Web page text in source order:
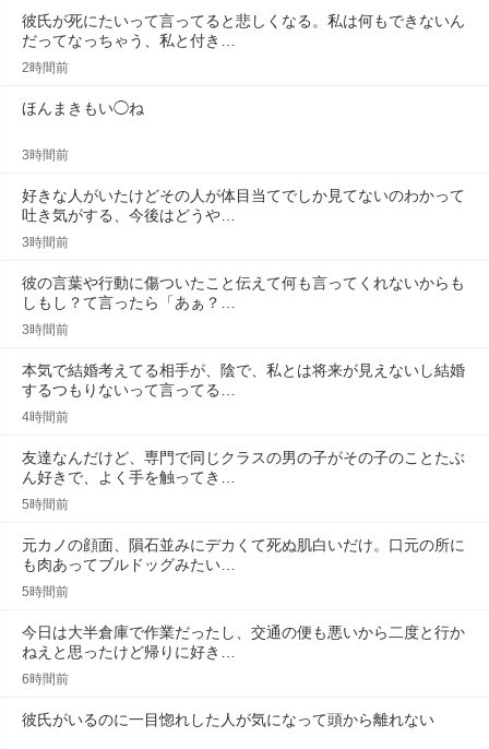
彼氏が死にたいって言ってると悲しくなる。私は何もできないん
だってなっちゃう、私と付き…
2時間前
ほんまきもい◯ね
3時間前
好きな人がいたけどその人が体目当てでしか見てないのわかって
吐き気がする、今後はどうや…
3時間前
彼の言葉や行動に傷ついたこと伝えて何も言ってくれないからも
しもし？て言ったら「あぁ？…
3時間前
本気で結婚考えてる相手が、陰で、私とは将来が見えないし結婚
するつもりないって言ってる…
4時間前
友達なんだけど、専門で同じクラスの男の子がその子のことたぶ
ん好きで、よく手を触ってき…
5時間前
元カノの顔面、隕石並みにデカくて死ぬ肌白いだけ。口元の所に
も肉あってブルドッグみたい…
5時間前
今日は大半倉庫で作業だったし、交通の便も悪いから二度と行か
ねえと思ったけど帰りに好き…
6時間前
彼氏がいるのに一目惚れした人が気になって頭から離れない